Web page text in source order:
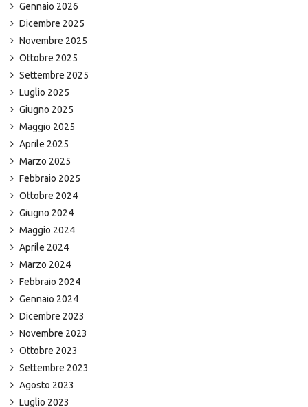
Gennaio 2026
Dicembre 2025
Novembre 2025
Ottobre 2025
Settembre 2025
Luglio 2025
Giugno 2025
Maggio 2025
Aprile 2025
Marzo 2025
Febbraio 2025
Ottobre 2024
Giugno 2024
Maggio 2024
Aprile 2024
Marzo 2024
Febbraio 2024
Gennaio 2024
Dicembre 2023
Novembre 2023
Ottobre 2023
Settembre 2023
Agosto 2023
Luglio 2023